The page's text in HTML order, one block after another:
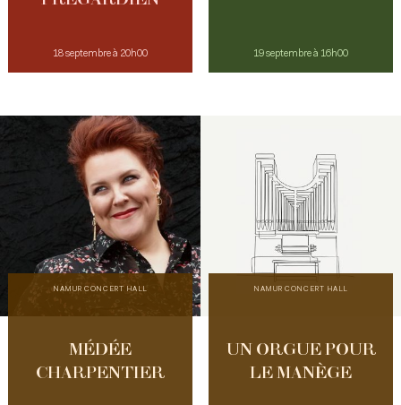
18 septembre à 20h00 19 septembre à 16h00
NAMUR CONCERT HALL
MÉDÉE
CHARPENTIER
NAMUR CONCERT HALL
UN ORGUE POUR
LE MANÈGE